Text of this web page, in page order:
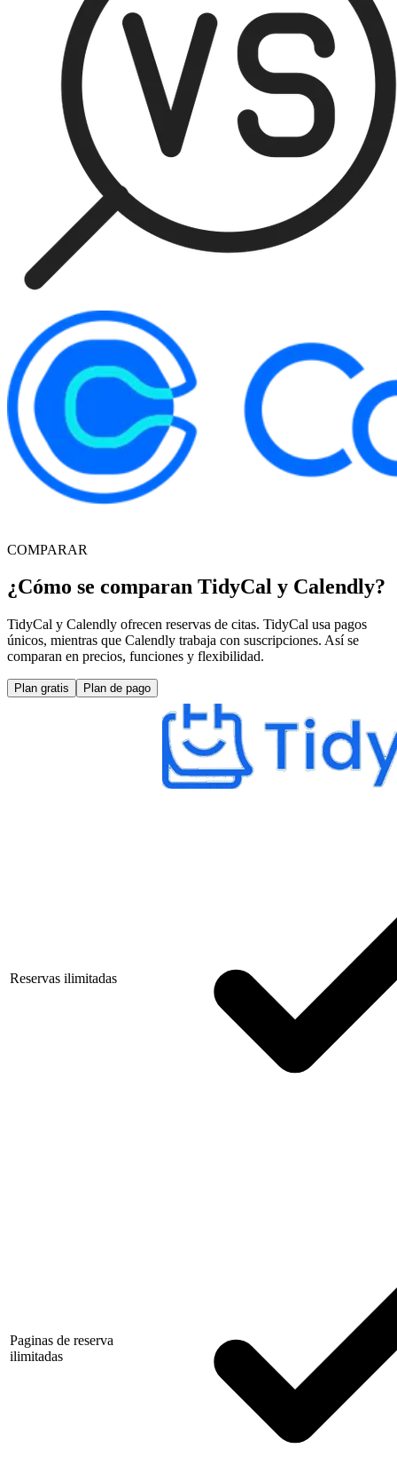
COMPARAR
¿Cómo se comparan TidyCal y Calendly?
TidyCal y Calendly ofrecen reservas de citas. TidyCal usa pagos
únicos, mientras que Calendly trabaja con suscripciones. Así se
comparan en precios, funciones y flexibilidad.
Plan gratis Plan de pago
Reservas ilimitadas
Paginas de reserva
ilimitadas